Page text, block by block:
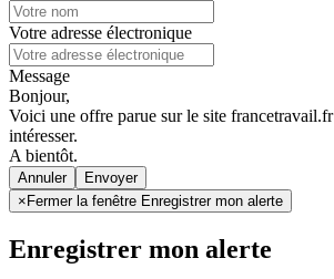
Votre adresse électronique
Message
Bonjour,
Voici une offre parue sur le site
intéresser.
A bientôt.
Annuler
× Fermer la fenêtre Enregistrer mon alerte
Enregistrer mon alerte